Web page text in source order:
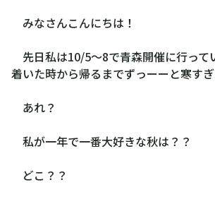
みなさんこんにちは！
先日私は10/5〜8で青森開催に行っ
着いた時から帰るまでずっーーと寒す
あれ？
私が一年で一番大好きな秋は？？
どこ？？